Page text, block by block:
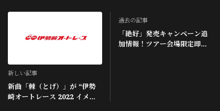
新しい記事
新曲「棘（とげ）」が “伊勢
崎オートレース 2022 イメー
過去の記事
「絶好」発売キャンペーン追
加情報！ツアー会場限定即売